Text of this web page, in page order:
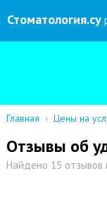
Стоматология.су
Главная › Цены на
Отзывы об
Найдено 15 отзывов